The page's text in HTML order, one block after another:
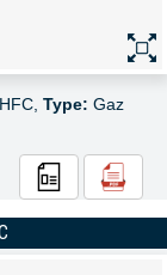
HFC, Type: Gaz